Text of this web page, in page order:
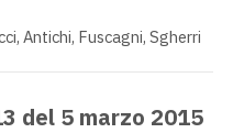
Antichi, Fuscagni, Sgherri
del 5 marzo 2015